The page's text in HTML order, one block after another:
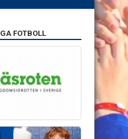
FOTBOLL